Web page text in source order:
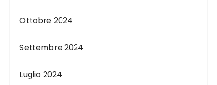
Ottobre 2024
Settembre 2024
Luglio 2024